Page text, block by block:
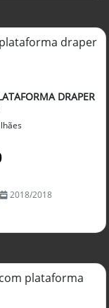
DRAPER
2018/2018